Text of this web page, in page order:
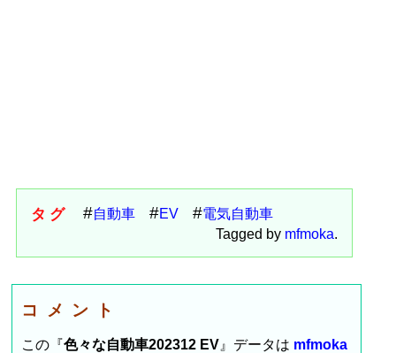
タグ 自動車 EV
電気自動車
Tagged by mfmoka.
コメント
この『色々な自動車202312 EV 』データは mfmoka